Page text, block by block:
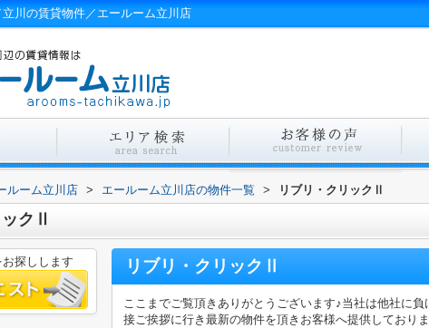
川の賃貸物件／エールーム立川店
ルーム立川店 > エールーム立川店の物件一覧 > リブリ・クリックⅡ
クⅡ
リブリ・クリックⅡ
ここまでご覧頂きありがとうございます♪当社は他社に
接ご挨拶に行き最新の物件を頂きお客様へ提供しており
探しします